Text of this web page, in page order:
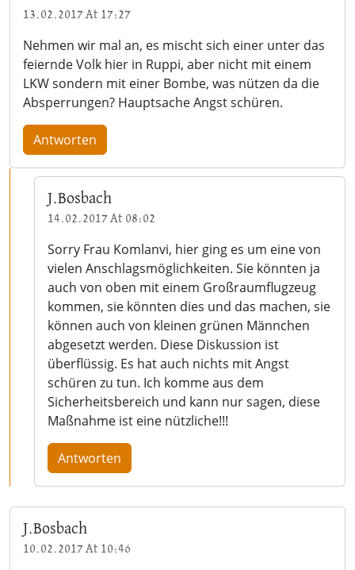
13.02.2017 At 17:27
Nehmen wir mal an, es mischt sich einer unter das
feiernde Volk hier in Ruppi, aber nicht mit einem
LKW sondern mit einer Bombe, was nützen da die
Absperrungen? Hauptsache Angst schüren.
Antworten
J.Bosbach
14.02.2017 At 08:02
Sorry Frau Komlanvi, hier ging es um eine von
vielen Anschlagsmöglichkeiten. Sie könnten ja
auch von oben mit einem Großraumflugzeug
kommen, sie könnten dies und das machen, sie
können auch von kleinen grünen Männchen
abgesetzt werden. Diese Diskussion ist
überflüssig. Es hat auch nichts mit Angst
schüren zu tun. Ich komme aus dem
Sicherheitsbereich und kann nur sagen, diese
Maßnahme ist eine nützliche!!!
Antworten
J.Bosbach
10.02.2017 At 10:46